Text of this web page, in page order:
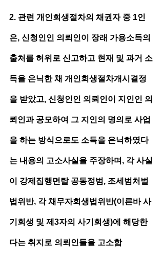
2. 관련 개인회생절차의 채권자 중 1인
은, 신청인인 의뢰인이 장래 가용소득의
출처를 허위로 신고하고 현재 및 과거 소
득을 은닉한 채 개인회생절차개시결정
을 받았고, 신청인인 의뢰인이 지인인 의
뢰인과 공모하여 그 지인의 명의로 사업
을 하는 방식으로도 소득을 은닉하였다
는 내용의 고소사실을 주장하며, 각 사실
이 강제집행면탈 공동정범, 조세범처벌
법위반, 각 채무자회생법위반(이른바 사
기회생 및 제3자의 사기회생)에 해당한
다는 취지로 의뢰인들을 고소함